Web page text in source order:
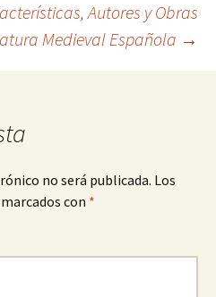
Autores y Obras
Medieval Española →
no será publicada. Los
con *